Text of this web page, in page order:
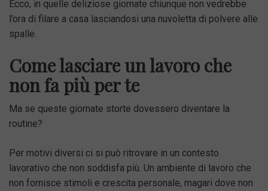
Ecco, in quelle deliziose giornate chiunque non vedrebbe
l’ora di filare a casa lasciandosi una nuvoletta di polvere alle
spalle.
Come lasciare un lavoro che
non fa più per te
Ma se queste giornate storte dovessero diventare la
routine?
Per motivi diversi ci si può ritrovare in un contesto
lavorativo che non soddisfa più. Un ambiente di lavoro che
non fornisce stimoli e crescita personale, magari dove non